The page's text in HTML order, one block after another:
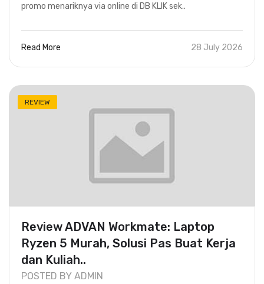
promo menariknya via online di DB KLIK sek..
Read More 28 July 2026
REVIEW
Review ADVAN Workmate: Laptop
Ryzen 5 Murah, Solusi Pas Buat Kerja
dan Kuliah..
POSTED BY ADMIN